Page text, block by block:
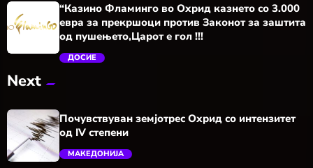
“Казино Фламинго во Охрид казнето со 3.000
евра за прекршоци против Законот за заштита
од пушењето,Царот е гол !!!
ДОСИЕ
Next
Почувствуван земјотрес Охрид со интензитет
од IV степени
МАКЕДОНИЈА